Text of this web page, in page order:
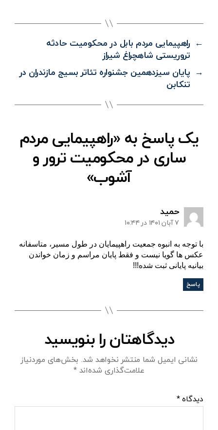
← راهپیمایی مردم بابل در محکومیت حادثه
تروریستی شاهچراغ شیراز
→ پایان سیزدهمین جشنواره تئاتر بسیج مازندران در
تنکابن
یک پاسخ به «راهپیمایی مردم
ساری در محکومیت ترور و
آشوب»
حمید
:
۷ آبان ۱۴۰۱ در ۱۰:۴۴
با توجه به انبوه جمعیت راهپیمایان در طول مسیر، متاسفانه
عکس ها گویا نیست و فقط پایان مراسم و زمان خواندن
بیانیه پایانی ثبت شده!!!
پاسخ
دیدگاهتان را بنویسید
نشانی ایمیل شما منتشر نخواهد شد. بخش‌های موردنیاز
علامت‌گذاری شده‌اند*
دیدگاه*